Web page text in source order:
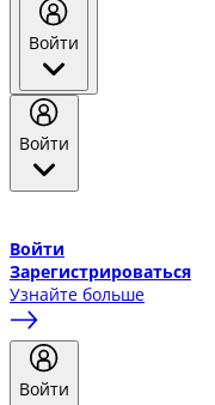
Войти
Войти
Войти
Зарегистрироваться
Узнайте больше
Войти